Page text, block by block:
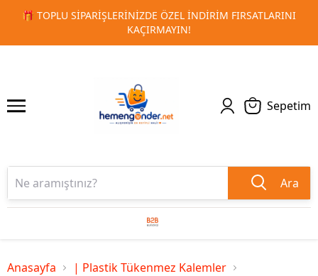
🚀 KURUMSAL PROMOSYON VE MATBAA
1 2
Sepetim
Ara
Anasayfa
| Plastik Tükenmez Kalemler